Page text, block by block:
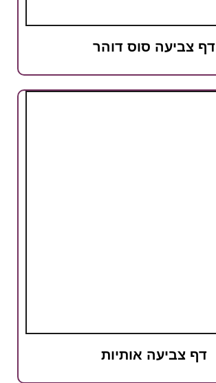
דף צביעה סוס דוהר
דף צביעה אותיות